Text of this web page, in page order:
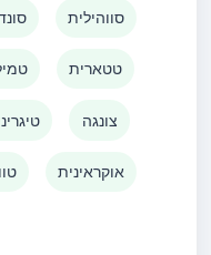
סווהילית
טטארית
צונגה
אוקראינית